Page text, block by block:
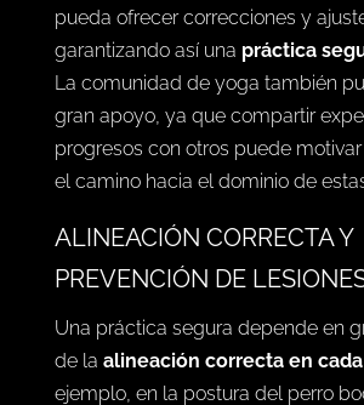
recomendable practicar estas
guía de un instructor
pueda ofrecer correcciones y
garantizando así unapráctica
La comunidad de yoga también
gran apoyo, ya que compartir
el camino hacia el dominio de estas
PREVENCIÓN DE LESIONES
Una práctica segura depende en